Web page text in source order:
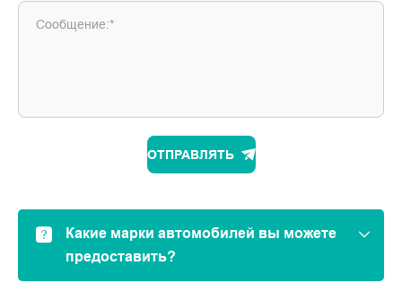
Сообщение:*
ОТПРАВЛЯТЬ
Какие марки автомобилей вы можете
предоставить?